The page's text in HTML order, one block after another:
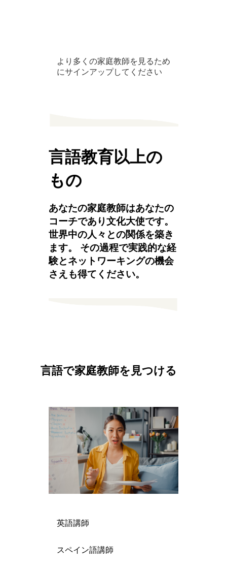
より多くの家庭教師を見るため
にサインアップしてください
言語教育以上の
もの
あなたの家庭教師はあなたの
コーチであり文化大使です。
世界中の人々との関係を築き
ます。 その過程で実践的な経
験とネットワーキングの機会
さえも得てください。
言語で家庭教師を見つける
英語講師
スペイン語講師